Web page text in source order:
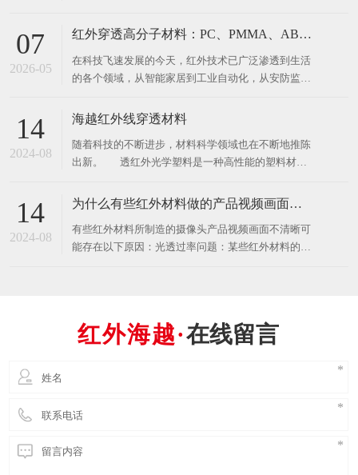
可继续使用；若发黄严重导致透光率下降、可见光屏
品。添加抗UV配方的合格PC红外滤光板可在氙灯老
化1000
07
2026-05
红外穿透高分子材料：PC、PMMA、ABS等特种光学塑料的应用与技术解析
在科技飞速发展的今天，红外技术已广泛渗透到生活
的各个领域，从智能家居到工业自动化，从安防监控
的关键基础，正发挥着越来越重要的作用。其中，
ABS（丙烯腈-丁二烯-苯乙烯共聚物）等特种光学塑
料，凭借其独特的
14
2024-08
海越红外线穿透材料
​随着科技的不断进步，材料科学领域也在不断地推陈
出新。 透红外光学塑料是一种高性能的塑料材
度和光学性能。这种材料在红外成像、光学滤波器、
透红外光学塑料与普通塑料的主要
14
2024-08
为什么有些红外材料做的产品视频画面不清晰？
有些红外材料所制造的摄像头产品视频画面不清晰可
能存在以下原因：光透过率问题：某些红外材料的光
射问题。这些光学失真现象在线留言